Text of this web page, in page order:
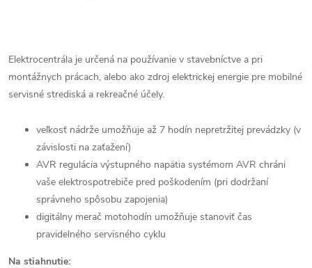
Elektrocentrála je určená na používanie v stavebníctve a pri
montážnych prácach, alebo ako zdroj elektrickej energie pre mobilné
servisné strediská a rekreačné účely.
veľkosť nádrže umožňuje až 7 hodín nepretržitej prevádzky (v
závislosti na zaťažení)
AVR regulácia výstupného napätia systémom AVR chráni
vaše elektrospotrebiče pred poškodením (pri dodržaní
správneho spôsobu zapojenia)
digitálny merač motohodín umožňuje stanoviť čas
pravidelného servisného cyklu
Na stiahnutie: